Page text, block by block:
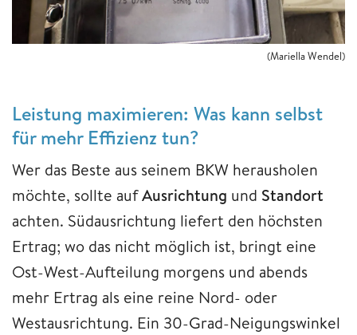
(Mariella Wendel)
Leistung maximieren: Was kann selbst
für mehr Effizienz tun?
Wer das Beste aus seinem BKW herausholen
möchte, sollte aufAusrichtung und Standort
achten. Südausrichtung liefert den höchsten
Ertrag; wo das nicht möglich ist, bringt eine
Ost-West-Aufteilung morgens und abends
mehr Ertrag als eine reine Nord- oder
Westausrichtung. Ein 30-Grad-Neigungswinkel